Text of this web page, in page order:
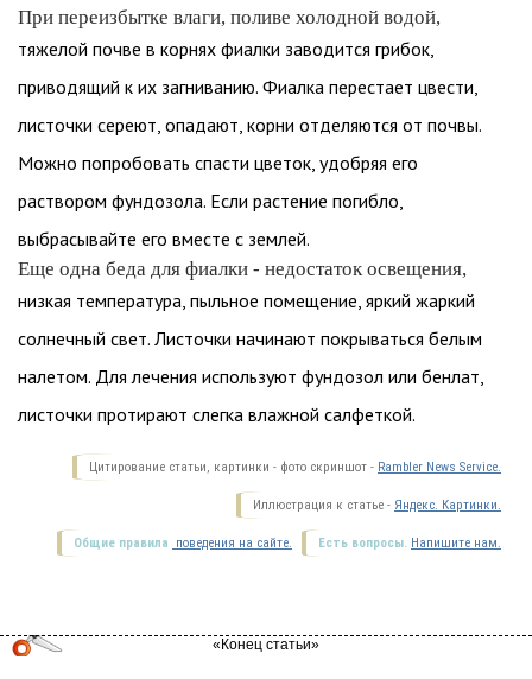
При переизбытке влаги, поливе холодной водой,
тяжелой почве в корнях фиалки заводится грибок,
приводящий к их загниванию. Фиалка перестает цвести,
листочки сереют, опадают, корни отделяются от почвы.
Можно попробовать спасти цветок, удобряя его
раствором фундозола. Если растение погибло,
выбрасывайте его вместе с землей.
Еще одна беда для фиалки - недостаток освещения,
низкая температура, пыльное помещение, яркий жаркий
солнечный свет. Листочки начинают покрываться белым
налетом. Для лечения используют фундозол или бенлат,
листочки протирают слегка влажной салфеткой.
Цитирование статьи, картинки - фото скриншот - Rambler News Service.
Иллюстрация к статье - Яндекс. Картинки.
Есть вопросы. Напишите нам.
Общие правила поведения на сайте.